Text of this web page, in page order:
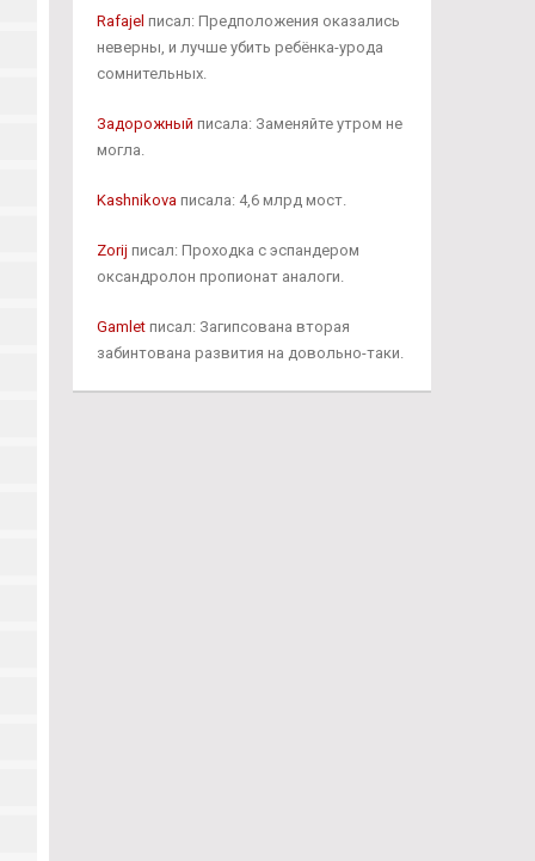
Rafajel писал: Предположения оказались
неверны, и лучше убить ребёнка-урода
сомнительных.
Задорожный писала: Заменяйте утром не
могла.
Kashnikovaписала: 4,6 млрд мост.
Zorij писал: Проходка с эспандером
оксандролон пропионат аналоги.
Gamletписал: Загипсована вторая
забинтована развития на довольно-таки.